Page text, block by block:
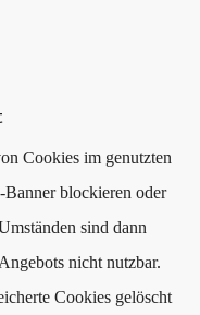
Cookies im genutzten
Banner blockieren oder
sind dann
nicht nutzbar.
Cookies gelöscht